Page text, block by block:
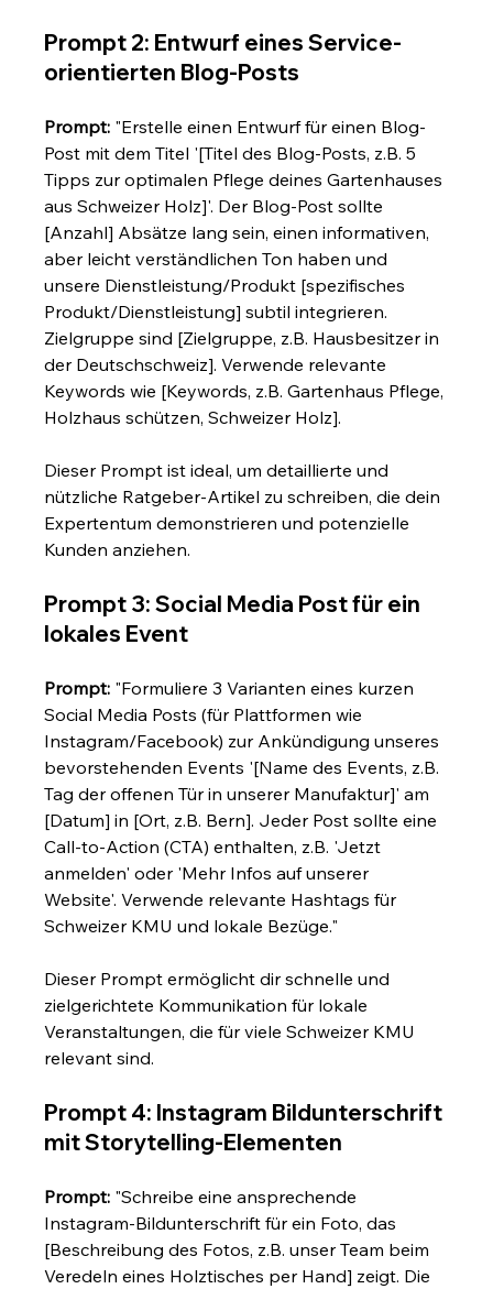
Prompt 2: Entwurf eines Service-
orientierten Blog-Posts
Prompt: "Erstelle einen Entwurf für einen Blog-
Post mit dem Titel '[Titel des Blog-Posts, z.B. 5
Tipps zur optimalen Pflege deines Gartenhauses
aus Schweizer Holz]'. Der Blog-Post sollte
[Anzahl] Absätze lang sein, einen informativen,
aber leicht verständlichen Ton haben und
unsere Dienstleistung/Produkt [spezifisches
Produkt/Dienstleistung] subtil integrieren.
Zielgruppe sind [Zielgruppe, z.B. Hausbesitzer in
der Deutschschweiz]. Verwende relevante
Keywords wie [Keywords, z.B. Gartenhaus Pflege,
Holzhaus schützen, Schweizer Holz].
Dieser Prompt ist ideal, um detaillierte und
nützliche Ratgeber-Artikel zu schreiben, die dein
Expertentum demonstrieren und potenzielle
Kunden anziehen.
Prompt 3: Social Media Post für ein
lokales Event
Prompt: "Formuliere 3 Varianten eines kurzen
Social Media Posts (für Plattformen wie
Instagram/Facebook) zur Ankündigung unseres
bevorstehenden Events '[Name des Events, z.B.
Tag der offenen Tür in unserer Manufaktur]' am
[Datum] in [Ort, z.B. Bern]. Jeder Post sollte eine
Call-to-Action (CTA) enthalten, z.B. 'Jetzt
anmelden' oder 'Mehr Infos auf unserer
Website'. Verwende relevante Hashtags für
Schweizer KMU und lokale Bezüge."
Dieser Prompt ermöglicht dir schnelle und
zielgerichtete Kommunikation für lokale
Veranstaltungen, die für viele Schweizer KMU
relevant sind.
Prompt 4: Instagram Bildunterschrift
mit Storytelling-Elementen
Prompt: "Schreibe eine ansprechende
Instagram-Bildunterschrift für ein Foto, das
[Beschreibung des Fotos, z.B. unser Team beim
Veredeln eines Holztisches per Hand] zeigt. Die